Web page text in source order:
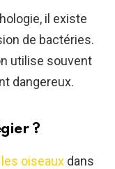
5, 2021
il existe
de bactéries.
utilise souvent
dangereux.
?
oiseaux dans